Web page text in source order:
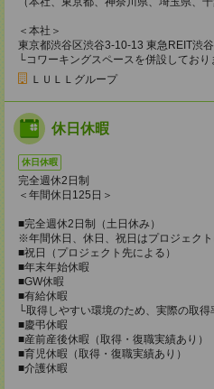
＜本社＞
東京都渋谷区渋谷3-10-13 東急REIT渋
└コワーキングスペースを併設しており
ＬＵＬＬグループ
休日休暇
休日休暇
完全週休2日制
＜年間休日125日＞
■完全週休2日制（土日休み）
※年間休日、休日、祝日はプロジェク
■祝日（プロジェクト先による）
■年末年始休暇
■GW休暇
■有給休暇
└取得しやすい環境のため、実際の取得
■慶弔休暇
■産前産後休暇（取得・復職実績あり）
■育児休暇（取得・復職実績あり）
■介護休暇